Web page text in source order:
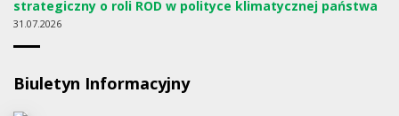
strategiczny o roli ROD w polityce klimatycznej państwa
31 07.2026
Biuletyn Informacyjny